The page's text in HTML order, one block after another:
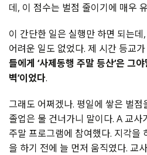
데, 이 점수는 벌점 줄이기에 매우
이 간단한 일은 실행만 하면 되는
어려운 일도 없었다. 제 시간 등교
들에게 ‘사제동행 주말 등산‘은 그
벽‘이었다.
그래도 어쩌겠나. 평일에 쌓은 벌
졸업은 물 건너가니 말이다. A 교사
주말 프로그램에 참여했다. 지각을
을 하기 전에 늘 먼저 움직였다. 교